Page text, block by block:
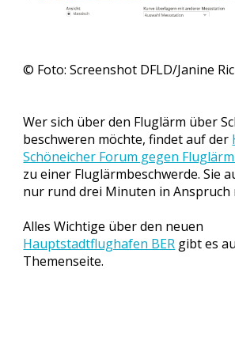
© Foto: Screenshot DFLD/Janine
Wer sich über den Fluglärm über
beschweren möchte, findet auf der
Schöneicher Forum gegen
zu einer Fluglärmbeschwerde. Sie
nur rund drei Minuten in Anspruch
Hauptstadtflughafen BER gibt es
Themenseite.